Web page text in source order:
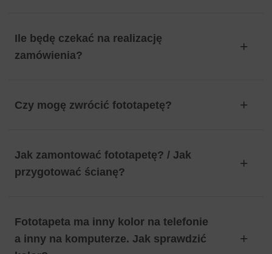
Ile będę czekać na realizację
zamówienia?
Czy mogę zwrócić fototapetę?
Jak zamontować fototapetę? / Jak
przygotować ścianę?
Fototapeta ma inny kolor na telefonie
a inny na komputerze. Jak sprawdzić